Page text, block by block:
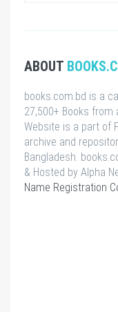
ABOUT
books.com.bd is a
27,500+ Books
Website is a part of
archive and
Bangladesh.
& Hosted by Alpha
Name Registration